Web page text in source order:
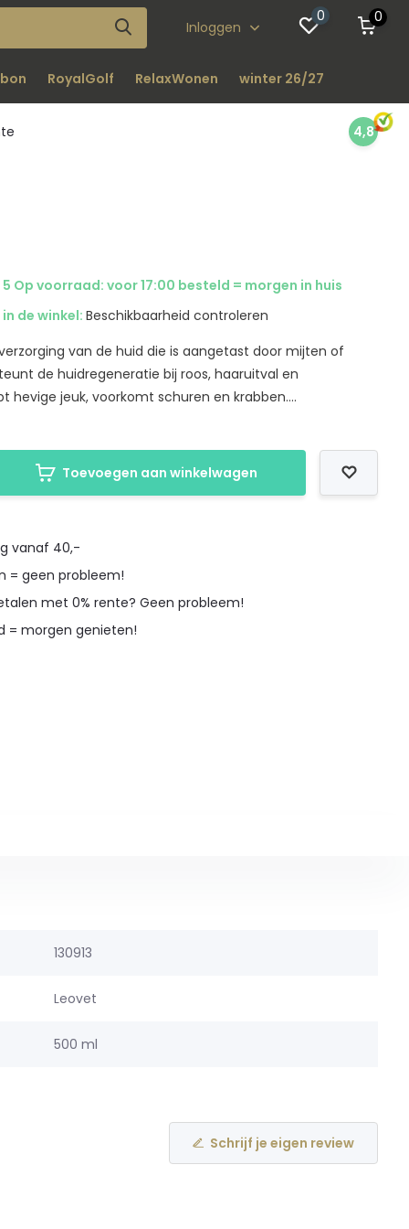
Inloggen
0 0
RoyalGolf RelaxWonen winter 26/27
4,8
5 Op voorraad: voor 17:00 besteld = morgen in huis
de winkel:Beschikbaarheid controleren
van de huid die is aangetast door mijten of
de huidregeneratie bij roos, haaruitval en
hevige jeuk, voorkomt schuren en krabben....
Toevoegen aan winkelwagen
vanaf 40,-
= geen probleem!
met 0% rente? Geen probleem!
= morgen genieten!
130913
Leovet
500 ml
Schrijf je eigen review